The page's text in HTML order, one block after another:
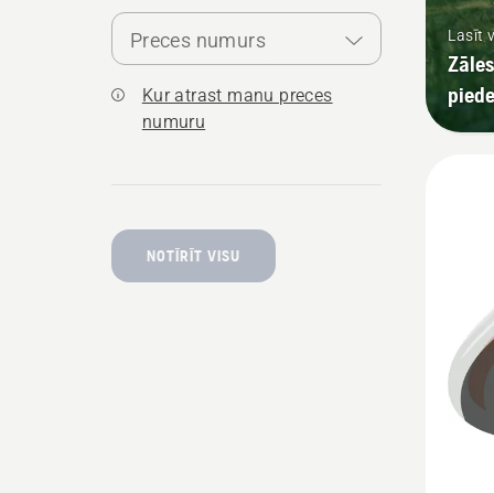
Preces numurs
Kur atrast manu preces
numuru
NOTĪRĪT VISU
Lasīt